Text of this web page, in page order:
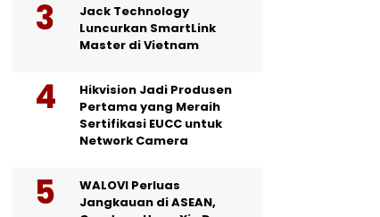
Jack Technology
Luncurkan SmartLink
Master di Vietnam
Hikvision Jadi Produsen
Pertama yang Meraih
Sertifikasi EUCC untuk
Network Camera
WALOVI Perluas
Jangkauan di ASEAN,